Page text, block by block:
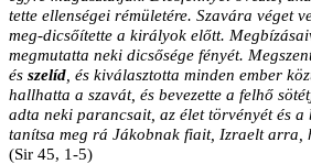
tette ellenségei rémületére. Szavára véget
meg-dicsőítette a királyok előtt.
megmutatta neki dicsősége fényét.
és szelíd , és kiválasztotta minden ember
hallhatta a szavát, és bevezette a felhő
adta neki parancsait, az élet törvényét és a
tanítsa meg rá Jákobnak fiait, Izraelt arra,
(Sir 45, 1-5)